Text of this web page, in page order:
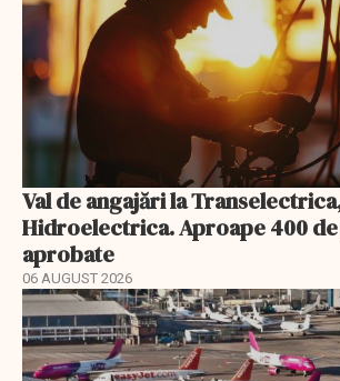
Val de angajări la
Hidroelectrica. Aproape 400
aprobate
06 AUGUST 2026